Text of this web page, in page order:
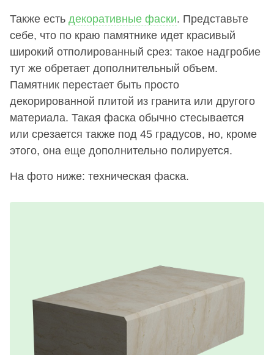
Также есть декоративные фаски. Представьте
себе, что по краю памятнике идет красивый
широкий отполированный срез: такое надгробие
тут же обретает дополнительный объем.
Памятник перестает быть просто
декорированной плитой из гранита или другого
материала. Такая фаска обычно стесывается
или срезается также под 45 градусов, но, кроме
этого, она еще дополнительно полируется.
На фото ниже: техническая фаска.